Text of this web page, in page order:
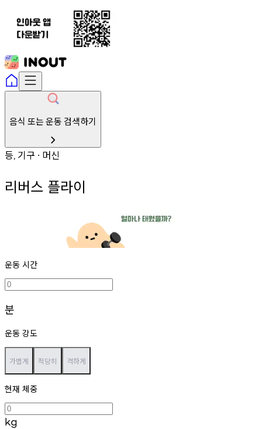
음식 또는 운동 검색하기
등, 기구 ∙ 머신
리버스 플라이
운동 시간
분
운동 강도
가볍게 적당히 격하게
현재 체중
kg